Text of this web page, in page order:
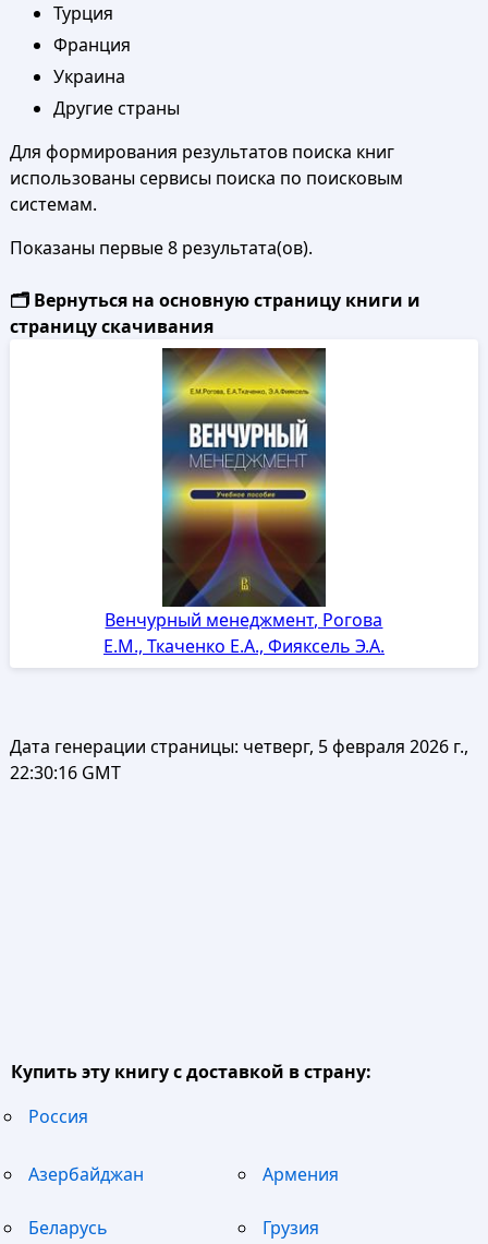
Турция
Франция
Украина
Другие страны
Для формирования результатов поиска книг
использованы сервисы поиска по поисковым
системам.
Показаны первые 8 результата(ов).
🗂️ Вернуться на основную страницу книги и
страницу скачивания
Венчурный менеджмент, Рогова
Е.М., Ткаченко Е.А., Фияксель Э.А.
Дата генерации страницы: четверг, 5 февраля 2026 г.,
22:30:16 GMT
Купить эту книгу с доставкой в страну:
Россия
Азербайджан Армения
Беларусь Грузия